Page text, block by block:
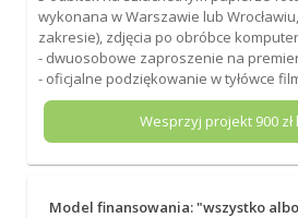
wykonana w Warszawie lub
zakresie), zdjęcia po obróbce
- dwuosobowe zaproszenie na
- oficjalne podziękowanie w tyłówce
Wesprzyj projekt 900zł
Model finansowania: "wszystko